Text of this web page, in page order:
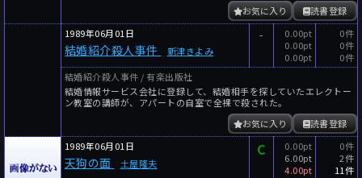
読書登録
お気に入り
1989年06月01日
結婚紹介殺人事件 新津きよみ
-
0.00pt
0.00pt
0.00pt
0件
0件
0件
結婚紹介殺人事件 / 有楽出版社
結婚情報サービス会社に登録して、結婚相手を探していたエレクトー
ン教室の講師が、アパートの自室で全裸で殺された。
読書登録
お気に入り
1989年06月01日
天狗の面 土屋隆夫
C
0.00pt
6.00pt
4.00pt
0件
2件
11件